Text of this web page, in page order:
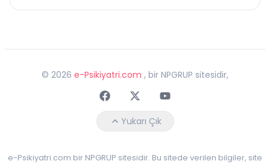
© 2026 e-Psikiyatri.com , bir NPGRUP sitesidir,
FaceebokTwitterYoutube
Yukarı Çık
e-Psikiyatri.com bir NPGRUP sitesidir. Bu sitede verilen bilgiler, site